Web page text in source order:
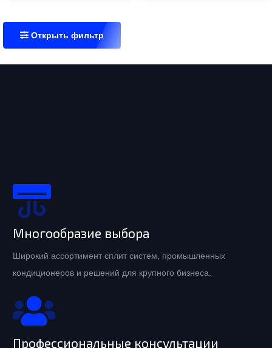
Открыть фильтр
Многообразие выбора
Широкий ассортимент сплит систем, промышленных
кондиционеров и решений для крупного бизнеса.
Профессиональные консультации